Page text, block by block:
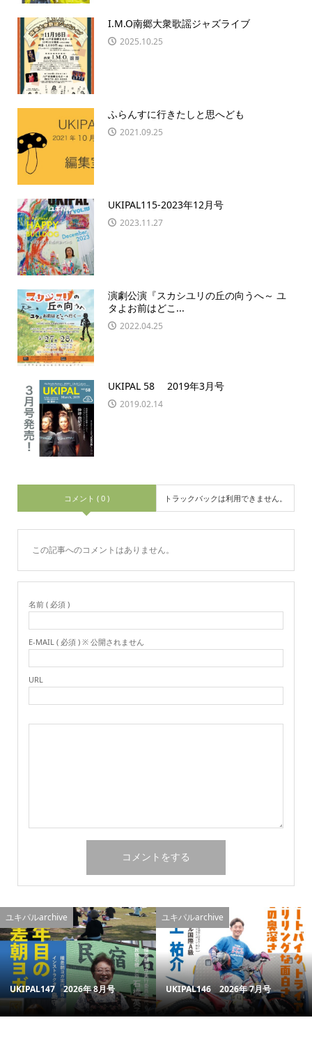
I.M.O南郷大衆歌謡ジャズライブ
2025.10.25
ふらんすに行きたしと思へども
2021.09.25
UKIPAL115-2023年12月号
2023.11.27
演劇公演『スカシユリの丘の向うへ～ ユ
タよお前はどこ...
2022.04.25
UKIPAL 58 2019年3月号
2019.02.14
コメント ( 0 ) トラックバックは利用できません。
この記事へのコメントはありません。
名前 ( 必須 )
E-MAIL ( 必須 ) ※ 公開されません
URL
ユキパルarchive
UKIPAL147 2026年 8月号
ユキパルarchive
UKIPAL146 2026年 7月号